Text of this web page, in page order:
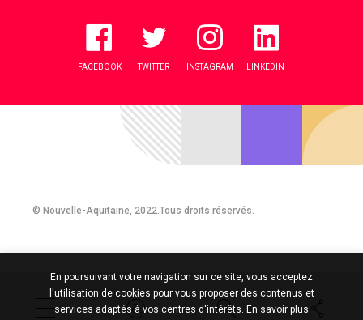
FACEBOOK TWITTER INSTAGRAM LINKEDIN
© Nouvelle-Aquitaine, 2022.Tous droits réservés.
En poursuivant votre navigation sur ce site, vous acceptez
l'utilisation de cookies pour vous proposer des contenus et
services adaptés à vos centres d'intérêts. En savoir plus